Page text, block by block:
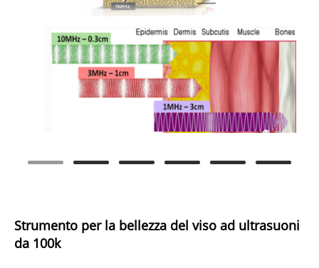
Strumento per la bellezza del viso ad ultrasuoni
da 100k